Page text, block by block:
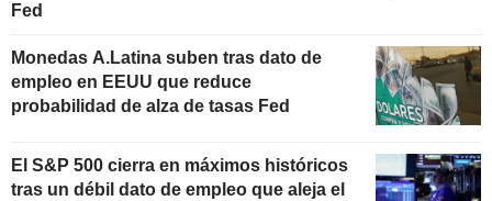
Fed
Monedas A.Latina suben tras dato de
empleo en EEUU que reduce
probabilidad de alza de tasas Fed
El S&P 500 cierra en máximos históricos
tras un débil dato de empleo que aleja el